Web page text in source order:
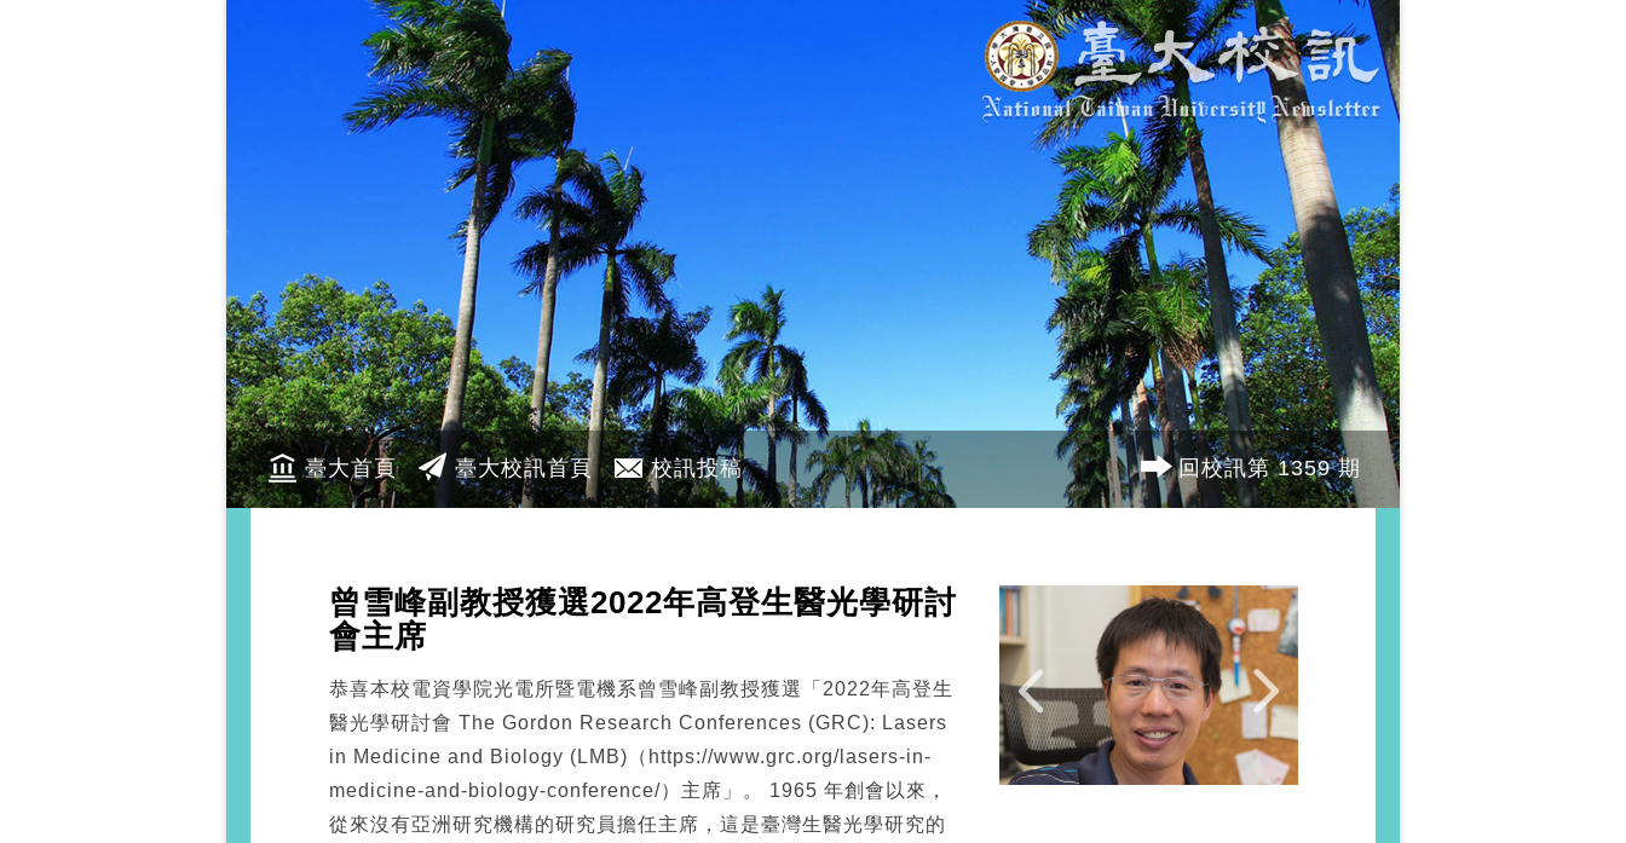
臺大首頁 臺大校訊首頁 校訊投稿 回校訊第 1359 期
曾雪峰副教授獲選2022年高登生醫光學研討
會主席
恭喜本校電資學院光電所暨電機系曾雪峰副教授獲選「2022年高登生
醫光學研討會 The Gordon Research Conferences (GRC): Lasers
in Medicine and Biology (LMB)（https://www.grc.org/lasers-in-
medicine-and-biology-conference/）主席」。 1965 年創會以來，
從來沒有亞洲研究機構的研究員擔任主席，這是臺灣生醫光學研究的